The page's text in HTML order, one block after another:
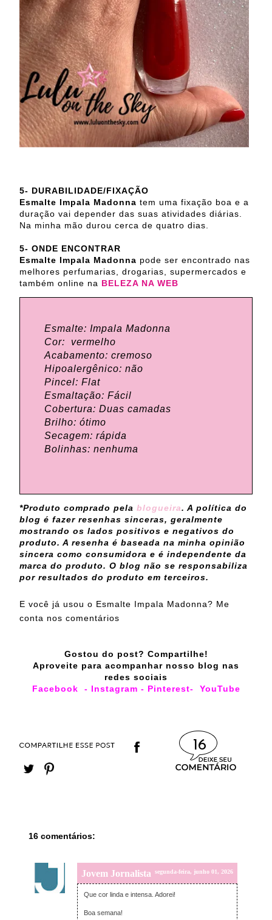
5- DURABILIDADE/FIXAÇÃO
Esmalte Impala Madonna tem uma fixação boa e a
duração vai depender das suas atividades diárias.
Na minha mão durou cerca de quatro dias.
5- ONDE ENCONTRAR
Esmalte Impala Madonna pode ser encontrado nas
melhores perfumarias, drogarias, supermercados e
também online na BELEZA NA WEB
Esmalte: Impala Madonna
Cor: vermelho
Acabamento: cremoso
Hipoalergênico: não
Pincel: Flat
Esmaltação: Fácil
Cobertura: Duas camadas
Brilho: ótimo
Secagem: rápida
Bolinhas: nenhuma
*Produto comprado pela blogueira. A política do
blog é fazer resenhas sinceras, geralmente
mostrando os lados positivos e negativos do
produto. A resenha é baseada na minha opinião
sincera como consumidora e é independente da
marca do produto. O blog não se responsabiliza
por resultados do produto em terceiros.
E você já usou o Esmalte Impala Madonna? Me
conta nos comentários
Gostou do post? Compartilhe!
Aproveite para acompanhar nosso blog nas
redes sociais
Facebook
- Instagram - Pinterest- YouTube
16
16 comentários:
Jovem Jornalista segunda-feira, junho 01, 2026
Que cor linda e intensa. Adorei!
Boa semana!